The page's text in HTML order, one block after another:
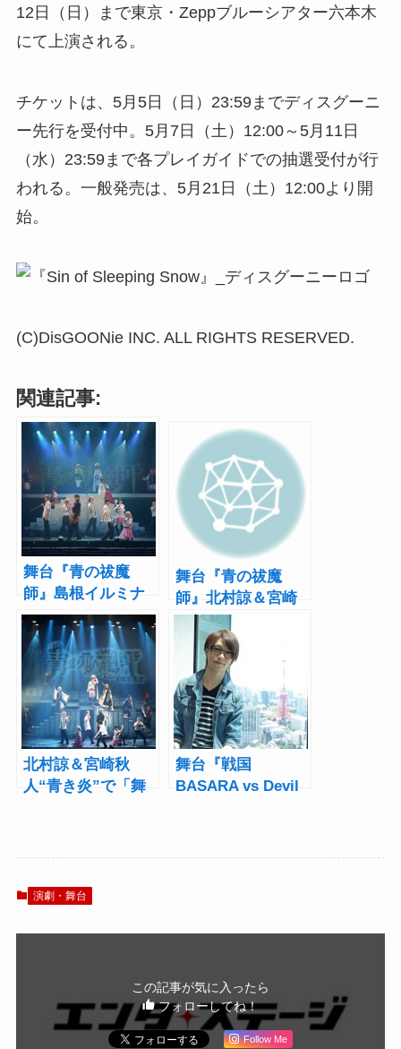
12日（日）まで東京・Zeppブルーシアター六本木
にて上演される。
チケットは、5月5日（日）23:59までディスグーニ
ー先行を受付中。5月7日（土）12:00～5月11日
（水）23:59まで各プレイガイドでの抽選受付が行
われる。一般発売は、5月21日（土）12:00より開
始。
(C)DisGOONie INC. ALL RIGHTS RESERVED.
関連記事:
舞台『青の祓魔
師』島根イルミナ
ティ篇で北村諒
「想像の上の上の
上を」&宮崎秋人
「ヤバイ作品に」
舞台『青の祓魔
師』北村諒＆宮崎
秋人の新ビジュア
ルを含む全キャス
トビジュアルを公
開
北村諒＆宮崎秋
人“青き炎”で「舞
舞台『戦国
BASARA vs Devil
演劇・舞台
この記事が気に入ったら
フォローしてね！
Follow Me